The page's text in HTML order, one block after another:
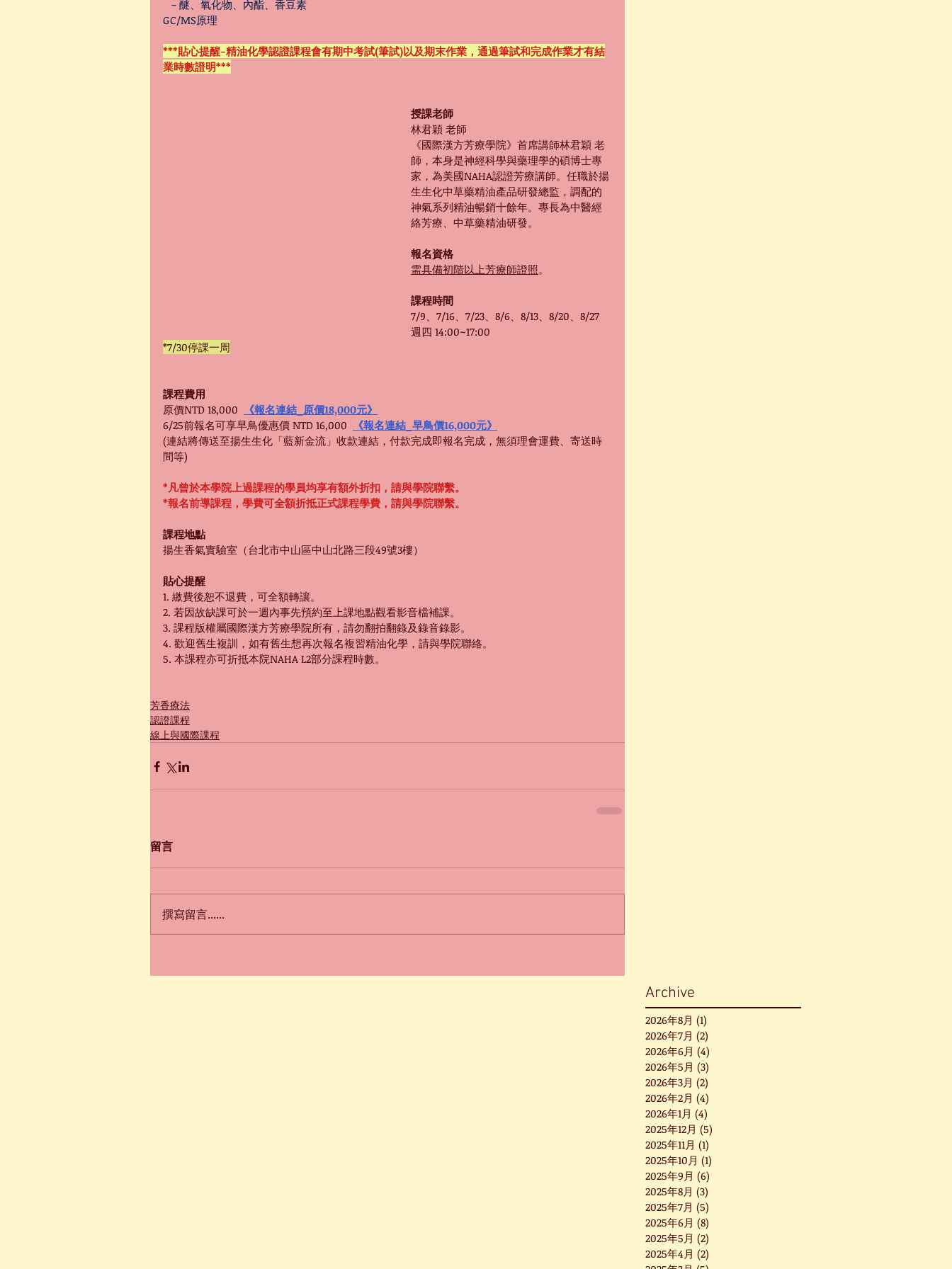
－醚、氧化物、內酯、香豆素
GC/MS原理
***貼心提醒-精油化學認證課程會有期中考試(筆試)以及期末作業，通過筆試和完成作業才有結
業時數證明***
授課老師
林君穎 老師
《國際漢方芳療學院》首席講師林君穎 老
師，本身是神經科學與藥理學的碩博士專
家，為美國NAHA認證芳療講師。任職於揚
生生化中草藥精油產品研發總監，調配的
神氣系列精油暢銷十餘年。專長為中醫經
絡芳療、中草藥精油研發。
報名資格
需具備初階以上芳療師證照。
課程時間
7/9、7/16、7/23、8/6、8/13、8/20、8/27
週四 14:00~17:00
*7/30停課一周
課程費用
原價NTD 18,000
《報名連結_原價18,000元》
6/25前報名可享早鳥優惠價 NTD 16,000
《報名連結_早鳥價16,000元》
(連結將傳送至揚生生化「藍新金流」收款連結，付款完成即報名完成，無須理會運費、寄送時
間等)
*凡曾於本學院上過課程的學員均享有額外折扣，請與學院聯繫。
*報名前導課程，學費可全額折抵正式課程學費，請與學院聯繫。
課程地點
揚生香氣實驗室（台北市中山區中山北路三段49號3樓）
貼心提醒
1. 繳費後恕不退費，可全額轉讓。
2. 若因故缺課可於一週內事先預約至上課地點觀看影音檔補課。
3. 課程版權屬國際漢方芳療學院所有，請勿翻拍翻錄及錄音錄影。
4. 歡迎舊生複訓，如有舊生想再次報名複習精油化學，請與學院聯絡。
5. 本課程亦可折抵本院NAHA L2部分課程時數。
芳香療法
認證課程
線上與國際課程
留言
撰寫留言......
Archive
2026年8月 (1)
2026年7月 (2)
2026年6月 (4)
2026年5月 (3)
2026年3月 (2)
2026年2月 (4)
2026年1月 (4)
2025年12月 (5)
2025年11月 (1)
2025年10月 (1)
2025年9月 (6)
2025年8月 (3)
2025年7月 (5)
2025年6月 (8)
2025年5月 (2)
2025年4月 (2)